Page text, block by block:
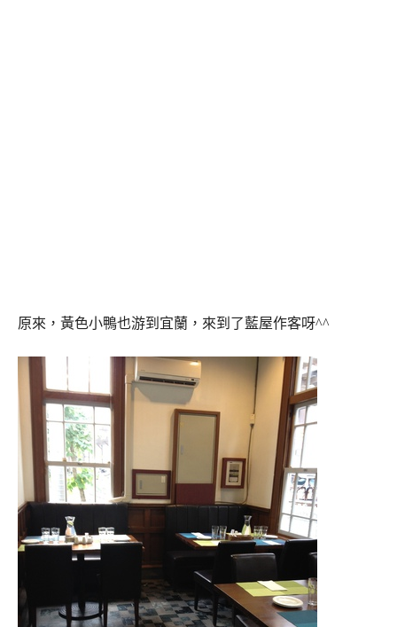
原來，黃色小鴨也游到宜蘭，來到了藍屋作客呀^^